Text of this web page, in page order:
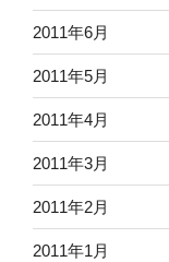
2011年6月
2011年5月
2011年4月
2011年3月
2011年2月
2011年1月